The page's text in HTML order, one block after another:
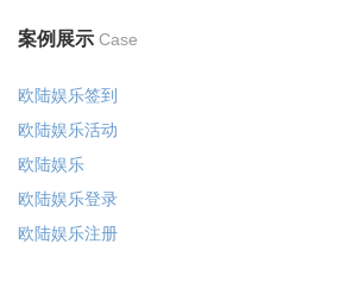
案例展示 Case
欧陆娱乐签到
欧陆娱乐活动
欧陆娱乐
欧陆娱乐登录
欧陆娱乐注册